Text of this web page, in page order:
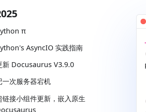
π
AsyncIO 实践指南
新 Docusaurus V3.9.0
一次服务器宕机
链接小组件更新，嵌入原生